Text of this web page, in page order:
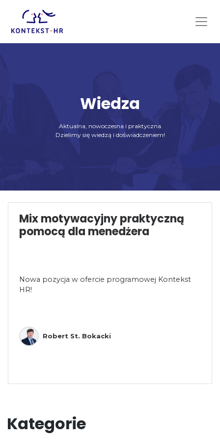
content
Wiedza
Aktualna, nowoczesna i praktyczna.
Dzielimy się wiedzą i doświadczeniem!
Mix motywacyjny praktyczną
pomocą dla menedżera
Nowa pozycja w ofercie programowej Kontekst
HR!
Robert St. Bokacki
Kategorie